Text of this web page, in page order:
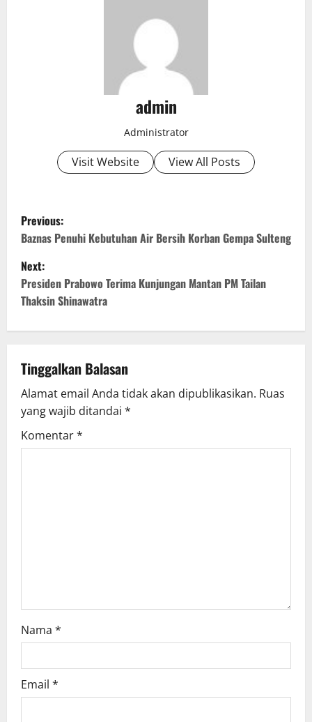
admin
Administrator
Visit Website View All Posts
P
o
s
t
n
a
v
i
g
Previous:
Baznas Penuhi Kebutuhan Air Bersih Korban Gempa Sulteng
Next:
Presiden Prabowo Terima Kunjungan Mantan PM Tailan
Thaksin Shinawatra
Tinggalkan Balasan
Alamat email Anda tidak akan dipublikasikan. Ruas
yang wajib ditandai *
Komentar*
Nama *
Email *